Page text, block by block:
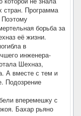
стран. Программа
Поэтому
борьба за
её жизни.
в
инженера-
Шехназ,
А вместе с тем и
Подозрение
вперемешку с
Бахар рьяно